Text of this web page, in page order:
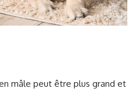
mâle peut être plus grand et